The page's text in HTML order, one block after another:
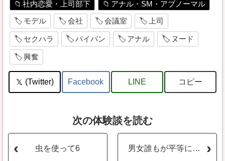
社内恋愛・上司部下
アナル・SM・アブノーマル
モデル
会社 会議室 上司
セクハラ パイパン アナル ヌード
興奮
(Twitter) Facebook LINE コピー
次の体験談を読む
虫を使って6 男女誰もが平等にセックスしてた狩猟採集民に、レイプはありえなかった